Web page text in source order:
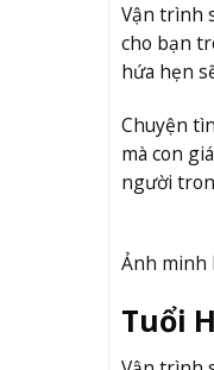
Vận trình
cho bạn
hứa hẹn
Chuyện
mà con
người
Ảnh minh
Tuổi